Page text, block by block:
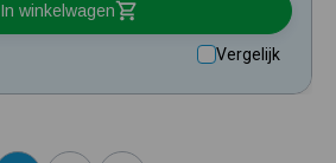
In winkelwagen
Vergelijk